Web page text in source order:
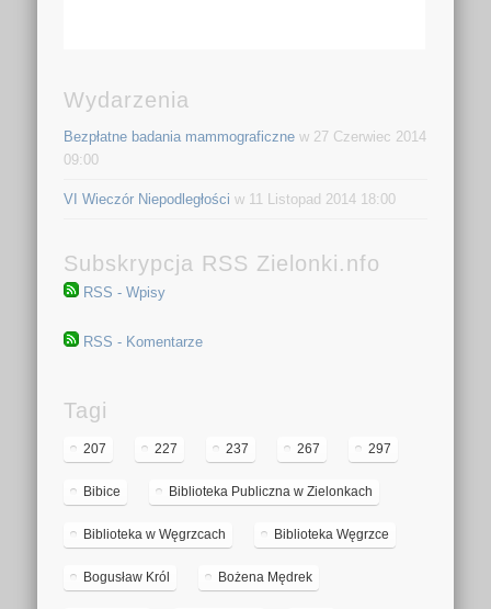
Wydarzenia
Bezpłatne badania mammograficzne w 27 Czerwiec 2014
09:00
VI Wieczór Niepodległości w 11 Listopad 2014 18:00
Subskrypcja RSS Zielonki.nfo
RSS - Wpisy
RSS - Komentarze
Tagi
207 227 237 267 297
Bibice Biblioteka Publiczna w Zielonkach
Biblioteka w Węgrzcach Biblioteka Węgrzce
Bogusław Król Bożena Mędrek